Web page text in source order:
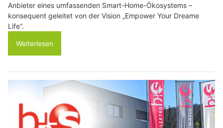
Anbieter eines umfassenden Smart-Home-Ökosystems –
konsequent geleitet von der Vision „Empower Your Dreame
Life“.
Weiterlesen